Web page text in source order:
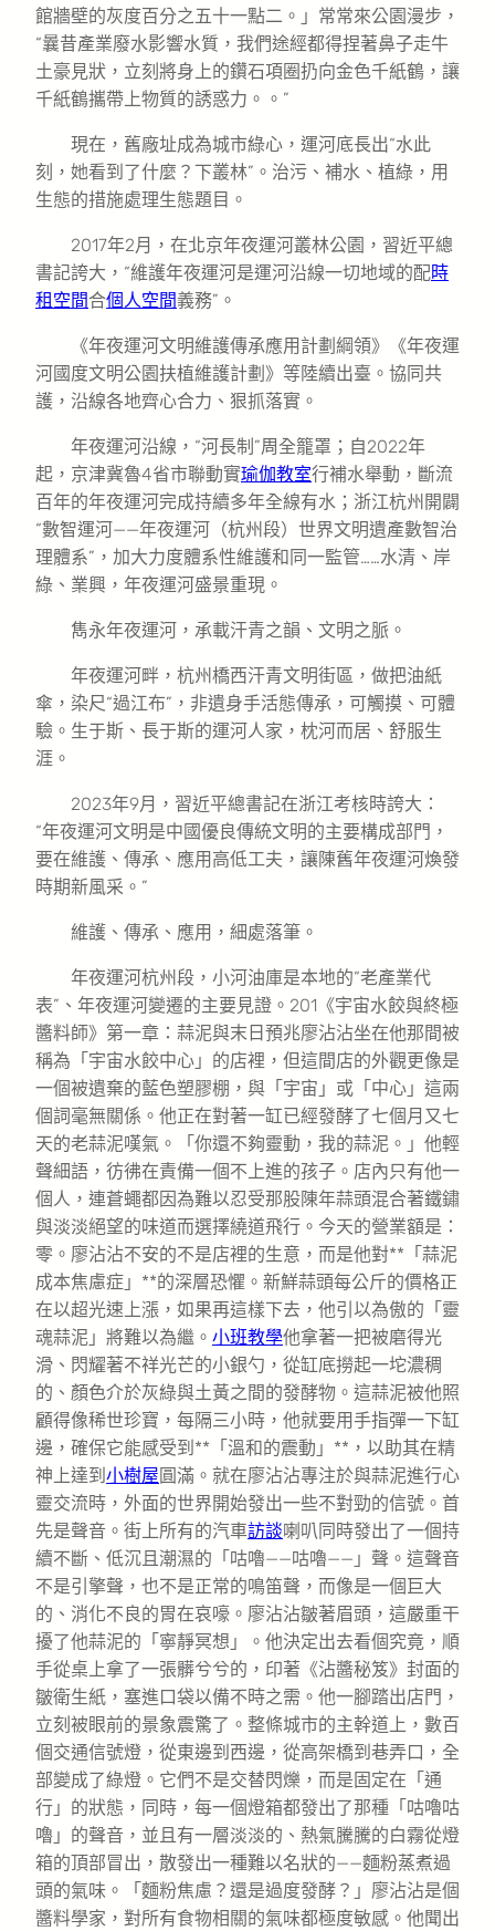
館牆壁的灰度百分之五十一點二。」常常來公園漫步，
“曩昔產業廢水影響水質，我們途經都得捏著鼻子走牛
土豪見狀，立刻將身上的鑽石項圈扔向金色千紙鶴，讓
千紙鶴攜帶上物質的誘惑力。。”
現在，舊廠址成為城市綠心，運河底長出“水此
刻，她看到了什麼？下叢林”。治污、補水、植綠，用
生態的措施處理生態題目。
2017年2月，在北京年夜運河叢林公園，習近平總
書記誇大，“維護年夜運河是運河沿線一切地域的配時
租空間合個人空間義務”。
《年夜運河文明維護傳承應用計劃綱領》《年夜運
河國度文明公園扶植維護計劃》等陸續出臺。協同共
護，沿線各地齊心合力、狠抓落實。
年夜運河沿線，“河長制”周全籠罩；自2022年
起，京津冀魯4省市聯動實瑜伽教室行補水舉動，斷流
百年的年夜運河完成持續多年全線有水；浙江杭州開闢
“數智運河——年夜運河（杭州段）世界文明遺產數智治
理體系”，加大力度體系性維護和同一監管……水清、岸
綠、業興，年夜運河盛景重現。
雋永年夜運河，承載汗青之韻、文明之脈。
年夜運河畔，杭州橋西汗青文明街區，做把油紙
傘，染尺“過江布”，非遺身手活態傳承，可觸摸、可體
驗。生于斯、長于斯的運河人家，枕河而居、舒服生
涯。
2023年9月，習近平總書記在浙江考核時誇大：
“年夜運河文明是中國優良傳統文明的主要構成部門，
要在維護、傳承、應用高低工夫，讓陳舊年夜運河煥發
時期新風采。”
維護、傳承、應用，細處落筆。
年夜運河杭州段，小河油庫是本地的“老產業代
表”、年夜運河變遷的主要見證。201《宇宙水餃與終極
醬料師》第一章：蒜泥與末日預兆廖沾沾坐在他那間被
稱為「宇宙水餃中心」的店裡，但這間店的外觀更像是
一個被遺棄的藍色塑膠棚，與「宇宙」或「中心」這兩
個詞毫無關係。他正在對著一缸已經發酵了七個月又七
天的老蒜泥嘆氣。「你還不夠靈動，我的蒜泥。」他輕
聲細語，彷彿在責備一個不上進的孩子。店內只有他一
個人，連蒼蠅都因為難以忍受那股陳年蒜頭混合著鐵鏽
與淡淡絕望的味道而選擇繞道飛行。今天的營業額是：
零。廖沾沾不安的不是店裡的生意，而是他對**「蒜泥
成本焦慮症」**的深層恐懼。新鮮蒜頭每公斤的價格正
在以超光速上漲，如果再這樣下去，他引以為傲的「靈
魂蒜泥」將難以為繼。 小班教學他拿著一把被磨得光
滑、閃耀著不祥光芒的小銀勺，從缸底撈起一坨濃稠
的、顏色介於灰綠與土黃之間的發酵物。這蒜泥被他照
顧得像稀世珍寶，每隔三小時，他就要用手指彈一下缸
邊，確保它能感受到**「溫和的震動」**，以助其在精
神上達到 小樹屋圓滿。就在廖沾沾專注於與蒜泥進行心
靈交流時，外面的世界開始發出一些不對勁的信號。首
先是聲音。街上所有的汽車訪談喇叭同時發出了一個持
續不斷、低沉且潮濕的「咕嚕——咕嚕——」聲。這聲音
不是引擎聲，也不是正常的鳴笛聲，而像是一個巨大
的、消化不良的胃在哀嚎。廖沾沾皺著眉頭，這嚴重干
擾了他蒜泥的「寧靜冥想」。他決定出去看個究竟，順
手從桌上拿了一張髒兮兮的，印著《沾醬秘笈》封面的
皺衛生紙，塞進口袋以備不時之需。他一腳踏出店門，
立刻被眼前的景象震驚了。整條城市的主幹道上，數百
個交通信號燈，從東邊到西邊，從高架橋到巷弄口，全
部變成了綠燈。它們不是交替閃爍，而是固定在「通
行」的狀態，同時，每一個燈箱都發出了那種「咕嚕咕
嚕」的聲音，並且有一層淡淡的、熱氣騰騰的白霧從燈
箱的頂部冒出，散發出一種難以名狀的——麵粉蒸煮過
頭的氣味。「麵粉焦慮？還是過度發酵？」廖沾沾是個
醬料學家，對所有食物相關的氣味都極度敏感。他聞出